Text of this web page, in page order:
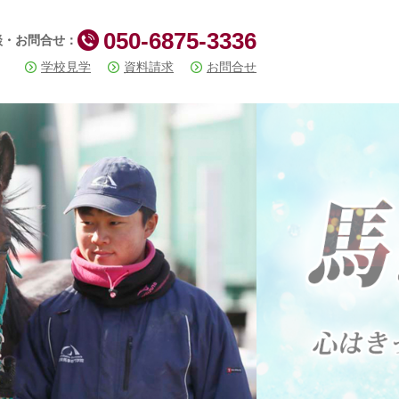
お問合せ： 050-6875-3336
学校見学 資料請求 お問合せ